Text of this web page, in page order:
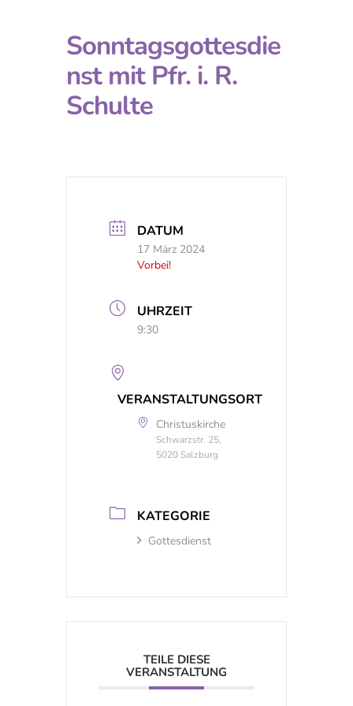
Sonntagsgottesdie
nst mit Pfr. i. R.
Schulte
DATUM
17 März 2024
Vorbei!
UHRZEIT
9:30
VERANSTALTUNGSORT
Christuskirche
Schwarzstr. 25,
5020 Salzburg
KATEGORIE
Gottesdienst
TEILE DIESE
VERANSTALTUNG